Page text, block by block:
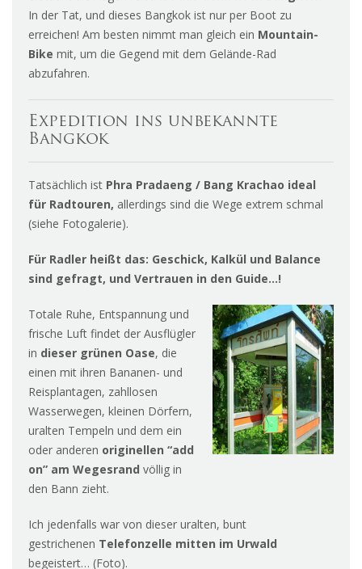
In der Tat, und dieses Bangkok ist nur per Boot zu
erreichen! Am besten nimmt man gleich ein Mountain-
Bike mit, um die Gegend mit dem Gelände-Rad
abzufahren.
Expedition ins unbekannte
Bangkok
Tatsächlich ist Phra Pradaeng / Bang Krachao ideal
für Radtouren, allerdings sind die Wege extrem schmal
(siehe Fotogalerie).
Für Radler heißt das: Geschick, Kalkül und Balance
sind gefragt, und Vertrauen in den Guide…!
Totale Ruhe, Entspannung und
frische Luft findet der Ausflügler
in dieser grünen Oase, die
einen mit ihren Bananen- und
Reisplantagen, zahllosen
Wasserwegen, kleinen Dörfern,
uralten Tempeln und dem ein
oder anderen originellen “add
on” am Wegesrand völlig in
den Bann zieht.
Ich jedenfalls war von dieser uralten, bunt
gestrichenen Telefonzelle mitten im Urwald
begeistert… (Foto).